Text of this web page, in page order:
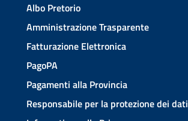
Albo Pretorio
Amministrazione Trasparente
Fatturazione Elettronica
PagoPA
Pagamenti alla Provincia
Responsabile per la protezione dei dati